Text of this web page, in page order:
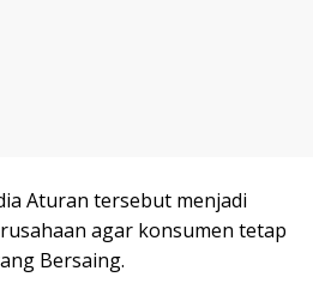
Aturan tersebut menjadi
agar konsumen tetap
Bersaing.